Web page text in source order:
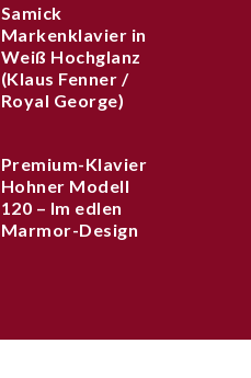
Samick
Markenklavier in
Weiß Hochglanz
(Klaus Fenner /
Royal George)
Premium-Klavier
Hohner Modell
120 – Im edlen
Marmor-Design